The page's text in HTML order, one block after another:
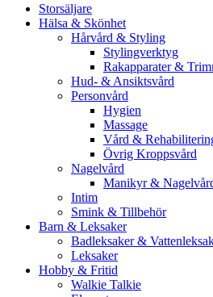
Storsäljare
Hälsa & Skönhet
Hårvård & Styling
Stylingverktyg
Rakapparater &
Hud- & Ansiktsvård
Personvård
Hygien
Massage
Vård &
Övrig Kroppsvård
Nagelvård
Manikyr &
Intim
Smink & Tillbehör
Barn & Leksaker
Badleksaker &
Leksaker
Hobby & Fritid
Walkie Talkie